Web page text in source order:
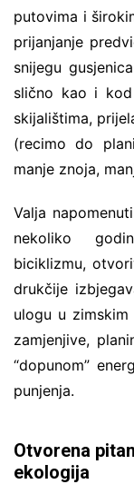
putovima i
prijanjanje
snijegu
slično kao i
skijalištima,
(recimo do
manje znoja,
Valja
nekoliko
biciklizmu,
drukčije
ulogu u
zamjenjive,
“dopunom”
punjenja.
Otvorena
ekologija